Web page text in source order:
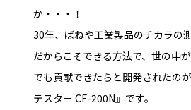
か・・・！
30年、ばねや工業製品のチカラの
だからこそできる方法で、世の中
でも貢献できたらと開発されたの
テスター CF-200N』です。